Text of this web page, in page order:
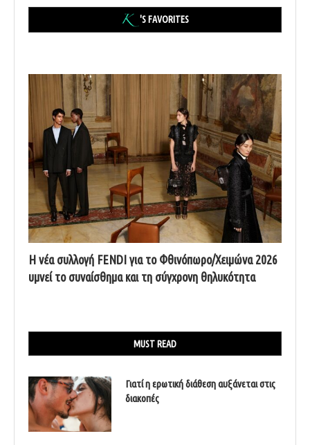
'S FAVORITES
Η νέα συλλογή FENDI για το Φθινόπωρο/Χειμώνα 2026
υμνεί το συναίσθημα και τη σύγχρονη θηλυκότητα
MUST READ
Γιατί η ερωτική διάθεση αυξάνεται στις
διακοπές